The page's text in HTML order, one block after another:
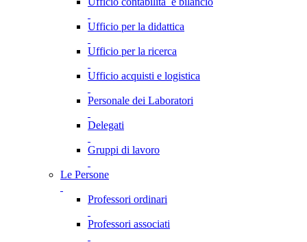
Ufficio per la didattica
Ufficio per la ricerca
Ufficio acquisti e logistica
Personale dei Laboratori
Delegati
Gruppi di lavoro
Le Persone
Professori ordinari
Professori associati